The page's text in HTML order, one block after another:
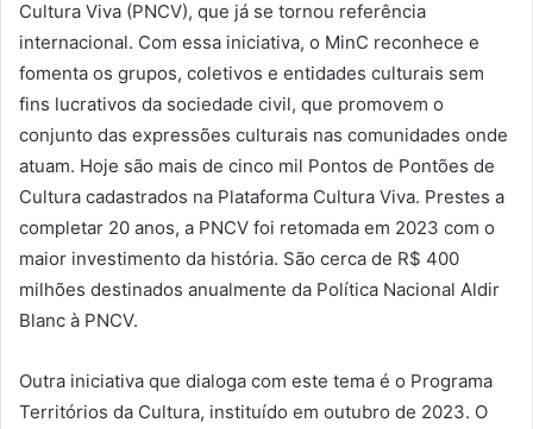
Cultura Viva (PNCV), que já se tornou referência
internacional. Com essa iniciativa, o MinC reconhece e
fomenta os grupos, coletivos e entidades culturais sem
fins lucrativos da sociedade civil, que promovem o
conjunto das expressões culturais nas comunidades onde
atuam. Hoje são mais de cinco mil Pontos de Pontões de
Cultura cadastrados na Plataforma Cultura Viva. Prestes a
completar 20 anos, a PNCV foi retomada em 2023 com o
maior investimento da história. São cerca de R$ 400
milhões destinados anualmente da Política Nacional Aldir
Blanc à PNCV.
Outra iniciativa que dialoga com este tema é o Programa
Territórios da Cultura, instituído em outubro de 2023. O